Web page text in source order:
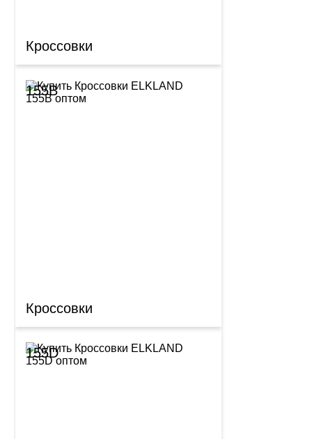
Кроссовки
155B
Кроссовки
155D